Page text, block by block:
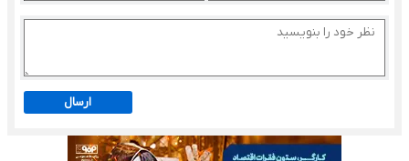
ارسال